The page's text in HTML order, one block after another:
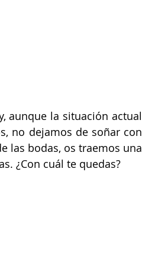
aunque la situación actual
no dejamos de soñar con
las bodas, os traemos una
¿Con cuál te quedas?